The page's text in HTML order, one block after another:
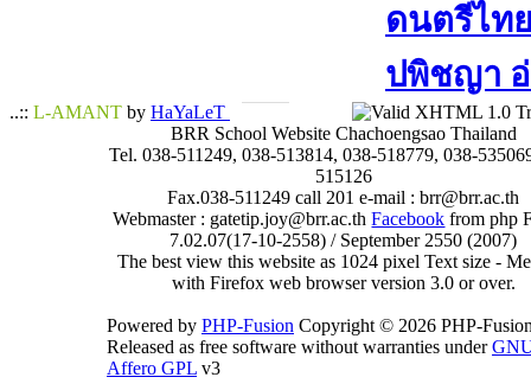
ดนตรีไท
ปพิชญา​ อ่
..:: L-AMANT by HaYaLeT
BRR School Website Chachoengsao Thailand
Tel. 038-511249, 038-513814, 038-518779, 038-
515126
Fax.038-511249 call 201 e-mail : brr@brr.ac.th
Webmaster : gatetip.joy@brr.ac.thFacebook from php
7.02.07(17-10-2558) / September 2550 (2007)
The best view this website as 1024 pixel Text size -
with Firefox web browser version 3.0 or over.
Powered by PHP-Fusion Copyright © 2026 PHP-
Released as free software without warranties under
Affero GPL v3